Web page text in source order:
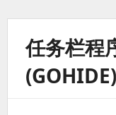
任务栏程